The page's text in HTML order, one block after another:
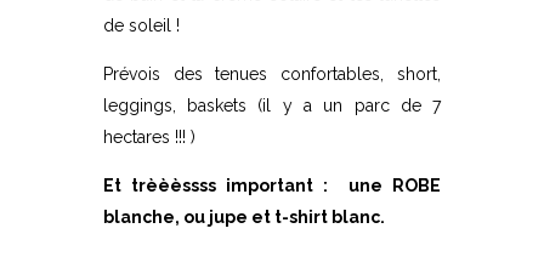
de soleil !
Prévois des tenues confortables, short,
leggings, baskets (il y a un parc de 7
hectares !!! )
Et trèèèssss important : une ROBE
blanche, ou jupe et t-shirt blanc.